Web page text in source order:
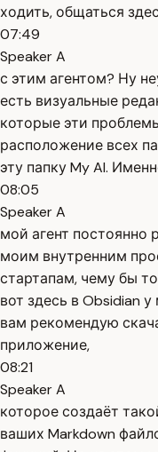
ходить, общаться
07:49
Speaker A
с этим агентом? Ну
есть визуальные
которые эти
расположение всех
эту папку My AI.
08:05
Speaker A
мой агент постоянно
моим внутренним
стартапам, чему бы
вот здесь в Obsidian
вам рекомендую
приложение,
08:21
Speaker A
которое создаёт
ваших Markdown